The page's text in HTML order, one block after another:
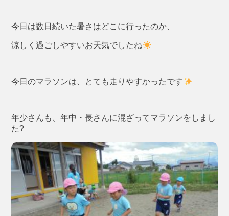
今日は数日続いた暑さはどこに行ったのか、
涼しく過ごしやすいお天気でしたね
今日のマラソンは、とても走りやすかったです
年少さんも、年中・長さんに混ざってマラソンをしまし
た?